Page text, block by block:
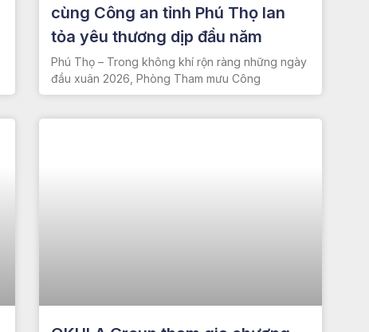
cùng Công an tỉnh Phú Thọ lan
tỏa yêu thương dịp đầu năm
Phú Thọ – Trong không khí rộn ràng những ngày
đầu xuân 2026, Phòng Tham mưu Công